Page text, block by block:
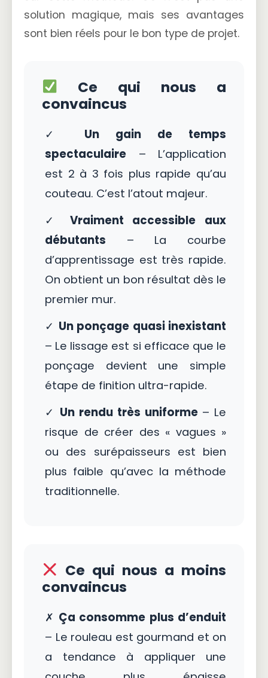
solution magique, mais ses avantages
sont bien réels pour le bon type de projet.
Ce qui nous a
convaincus
✓ Un gain de temps
spectaculaire – L’application
est 2 à 3 fois plus rapide qu’au
couteau. C’est l’atout majeur.
✓ Vraiment accessible aux
débutants – La courbe
d’apprentissage est très rapide.
On obtient un bon résultat dès le
premier mur.
✓ Un ponçage quasi inexistant
– Le lissage est si efficace que le
ponçage devient une simple
étape de finition ultra-rapide.
✓ Un rendu très uniforme– Le
risque de créer des « vagues »
ou des surépaisseurs est bien
plus faible qu’avec la méthode
traditionnelle.
Ce qui nous a moins
convaincus
✗ Ça consomme plus d’enduit
– Le rouleau est gourmand et on
a tendance à appliquer une